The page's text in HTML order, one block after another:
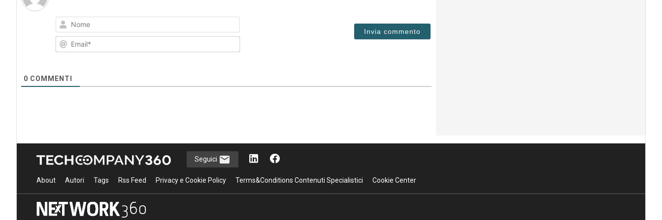
Nome
Email*
0 COMMENTI
Seguici
About Autori Tags Rss Feed Privacy e Cookie Policy Terms&Conditions Contenuti Specialistici Cookie Center